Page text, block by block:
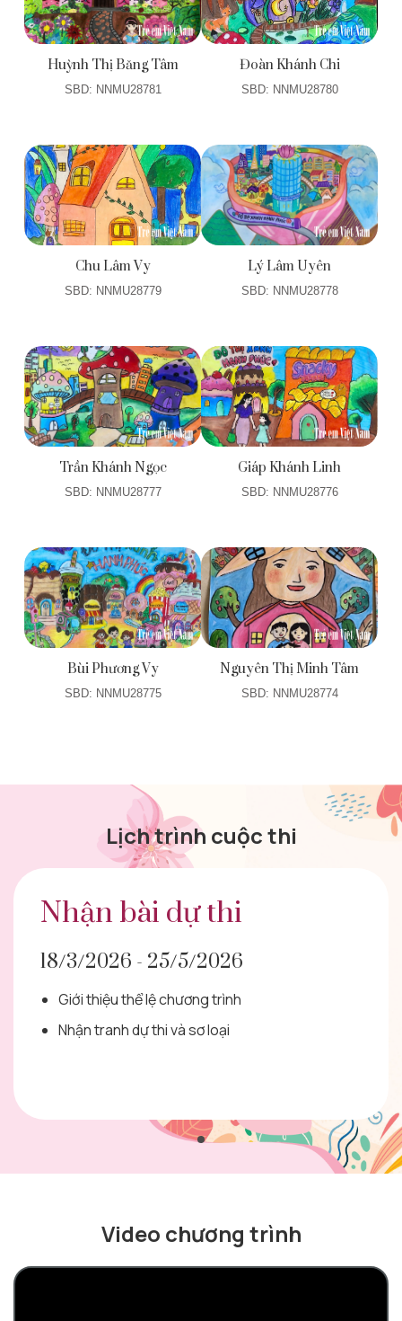
Huỳnh Thị Băng Tâm
SBD: NNMU28781
Đoàn Khánh Chi
SBD: NNMU28780
Chu Lâm Vy
SBD: NNMU28779
Lý Lâm Uyên
SBD: NNMU28778
Trần Khánh Ngọc
SBD: NNMU28777
Giáp Khánh Linh
SBD: NNMU28776
Bùi Phương Vy
SBD: NNMU28775
Nguyên Thị Minh Tâm
SBD: NNMU28774
Lịch trình cuộc thi
Nhận bài dự thi
18/3/2026 - 25/5/2026
Giới thiệu thể lệ chương trình
Nhận tranh dự thi và sơ loại
Video chương trình